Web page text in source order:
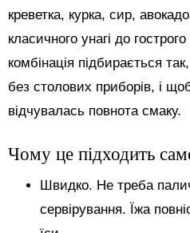
креветка, курка, сир,
класичного унагі до
комбінація підбирається
без столових приборів, і
відчувалась повнота смаку.
Чому це підходить
Швидко. Не треба
сервірування. Їжа